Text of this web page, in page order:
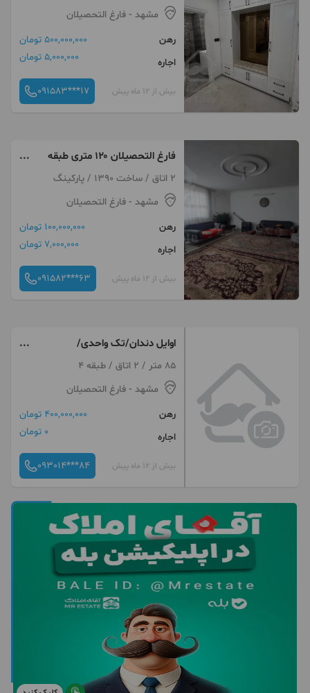
مشهد - فارغ التحصیلان
رهن
500,000,000 تومان
اجاره
5,000,000 تومان
بیش از 12 ماه پیش 091583***17
فارغ التحصیلان ۱۲۰ متری طبقه
اول
2 اتاق / ساخت 1390 / پارکینگ
مشهد - فارغ التحصیلان
رهن
100,000,000 تومان
اجاره
7,000,000 تومان
بیش از 12 ماه پیش 091582***63
اوایل دندان/تک واحدی/
۶۰مترتراس/شیک ومرتب
85 متر / 2 اتاق / طبقه 4
مشهد - فارغ التحصیلان
رهن
400,000,000 تومان
اجاره
0 تومان
بیش از 12 ماه پیش 093014***84